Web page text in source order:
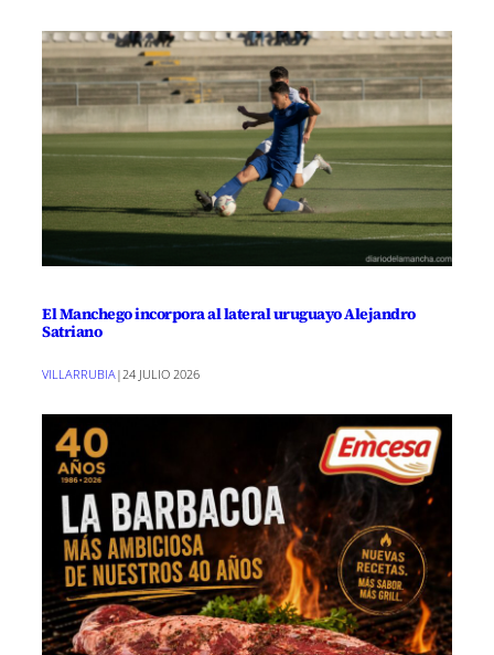
El Manchego incorpora al lateral uruguayo Alejandro
Satriano
VILLARRUBIA | 24 JULIO 2026